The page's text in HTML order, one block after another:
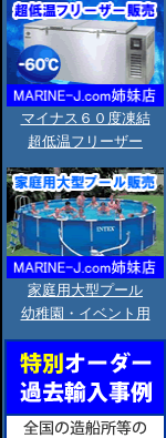
マイナス６０度凍結
超低温フリーザー
家庭用大型プール
幼稚園・イベント用